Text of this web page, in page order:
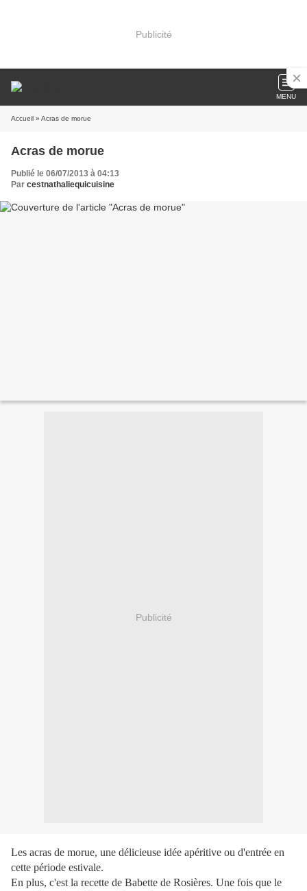
Publicité
MENU
Accueil » Acras de morue
Acras de morue
Publié le 06/07/2013 à 04:13
Par cestnathaliequicuisine
Publicité
Les acras de morue, une délicieuse idée apéritive ou d'entrée en
cette période estivale.
En plus, c'est la recette de Babette de Rosières. Une fois que le